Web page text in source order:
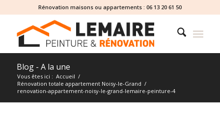
Rénovation maisons ou appartements : 06 13 20 61 50
Blog - A la une
Vous êtes ici : Accueil /
Rénovation totale appartement Noisy-le-Grand /
renovation-appartement-noisy-le-grand-lemaire-peinture-4